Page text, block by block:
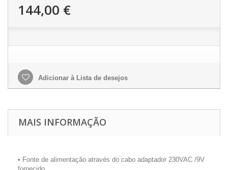
144,00 €
Adicionar à Lista de desejos
MAIS INFORMAÇÃO
• Fonte de alimentação através do cabo adaptador 230VAC /9V